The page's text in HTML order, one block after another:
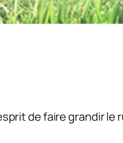
de faire grandir le